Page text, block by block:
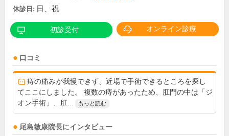
休診日: 日、祝
初診受付 オンライン診療
口コミ
痔の痛みが我慢できず、近場で手術できるところを探し
てここにしました。 複数の痔があったため、肛門の中は「ジ
オン手術」、肛...
もっと読む
尾島敏康院長にインタビュー